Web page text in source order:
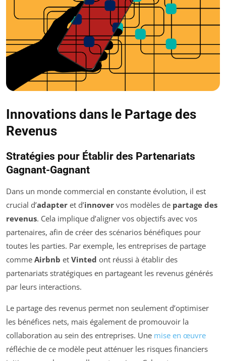
Innovations dans le Partage des
Revenus
Stratégies pour Établir des Partenariats
Gagnant-Gagnant
Dans un monde commercial en constante évolution, il est
crucial d’adapter et d’innover vos modèles de partage des
revenus. Cela implique d’aligner vos objectifs avec vos
partenaires, afin de créer des scénarios bénéfiques pour
toutes les parties. Par exemple, les entreprises de partage
comme Airbnb et Vinted ont réussi à établir des
partenariats stratégiques en partageant les revenus générés
par leurs interactions.
Le partage des revenus permet non seulement d’optimiser
les bénéfices nets, mais également de promouvoir la
collaboration au sein des entreprises. Une mise en œuvre
réfléchie de ce modèle peut atténuer les risques financiers